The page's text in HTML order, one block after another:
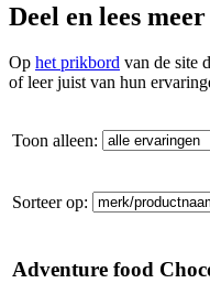
Deel en lees
Op het prikbord van de site
of leer juist van hun
Toon alleen:
Sorteer op:
Adventure food